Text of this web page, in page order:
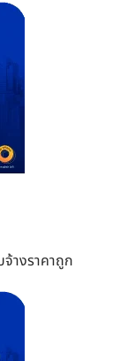
างราคาถูก